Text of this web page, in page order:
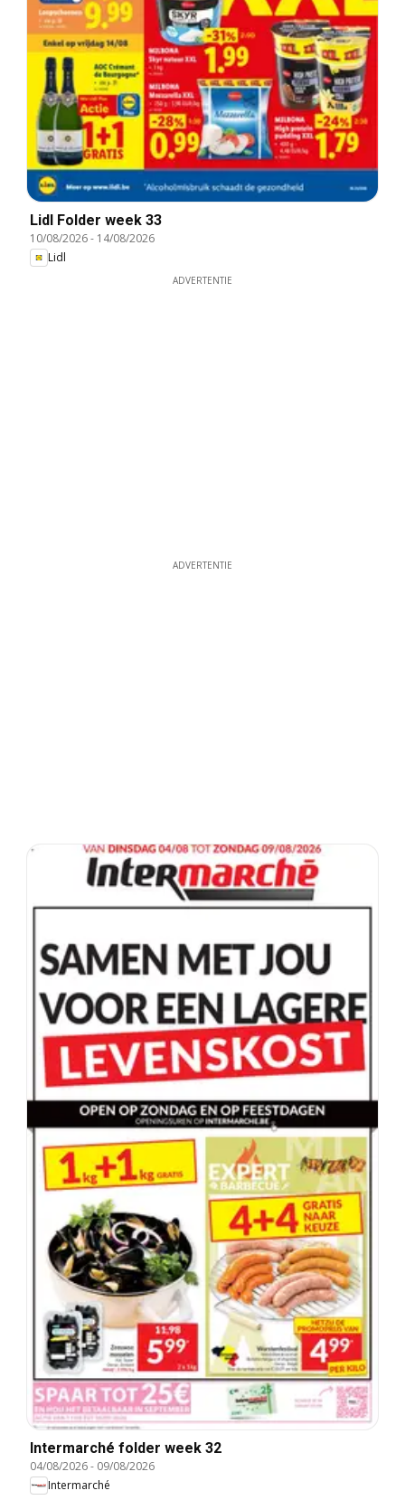
Lidl Folder week 33
10/08/2026- 14/08/2026
Lidl
ADVERTENTIE
ADVERTENTIE
Intermarché folder week 32
04/08/2026- 09/08/2026
Intermarché